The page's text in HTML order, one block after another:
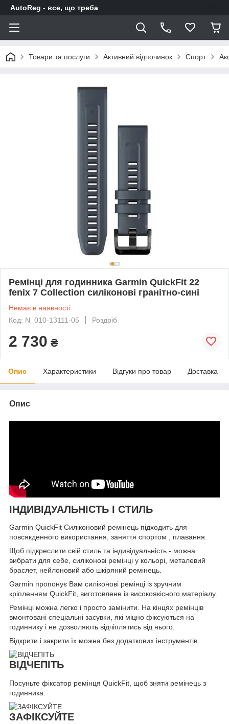
AutoReg - все, що треба
Товари та послуги Активний відпочинок Спорт
Ремінці для годинника Garmin QuickFit 22
fenix 7 Collection силіконові гранітно-сині
Немає в наявності
Код: N_010-13111-05
Роздріб
2 730 ₴
Опис Характеристики Відгуки про товар Доставка
Опис
ІНДИВІДУАЛЬНІСТЬ І СТИЛЬ
Garmin QuickFit Силіконовий ремінець підходить для
повсякденного використання, заняття спортом , плавання.
Щоб підкреслити свій стиль та індивідуальність - можна
вибрати для себе, силіконові ремінці у кольорі, металевий
браслет, нейлоновий або шкіряний ремінець.
Garmin пропонує Вам силіконові ремінці із зручним
кріпленням QuickFit, виготовлене із високоякісного матеріалу.
Ремінці можна легко і просто замінити. На кінцях ремінців
вмонтовані спеціальні засувки, які міцно фіксуються на
годиннику і не дозволяють відчіплятись від нього.
Відкрити і закрити їх можна без додаткових інструментів.
ВІДЧЕПІТЬ
Посуньте фіксатор ремінця QuickFit, щоб зняти ремінець з
годинника.
ЗАФІКСУЙТЕ